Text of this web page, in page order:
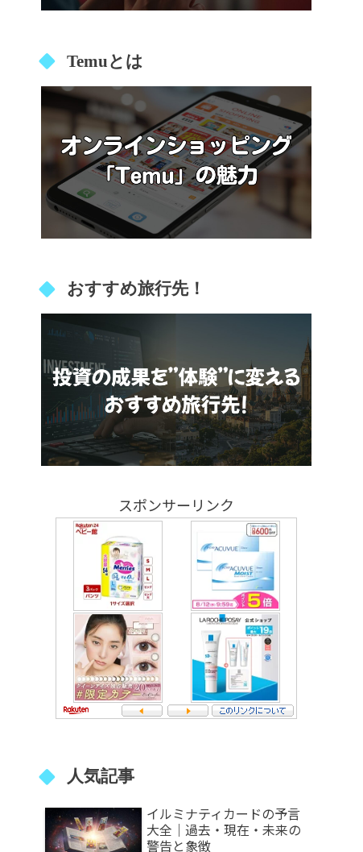
Temuとは
おすすめ旅行先！
スポンサーリンク
人気記事
イルミナティカードの予言
大全｜過去・現在・未来の
警告と象徴